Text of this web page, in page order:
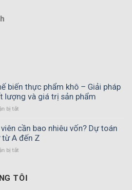
biến thực phẩm khô – Giải pháp
lượng và giá trị sản phẩm
bị tắt
nghệ
chế
biến
–
cần bao nhiêu vốn? Dự toán
A đến Z
bị tắt
đá
TÔI